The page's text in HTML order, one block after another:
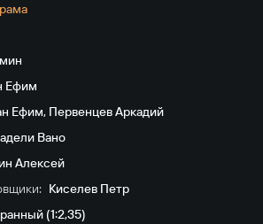
Ефим
Ефим, Первенцев Аркадий
Вано
Алексей
Киселев Петр
(1:2,35)